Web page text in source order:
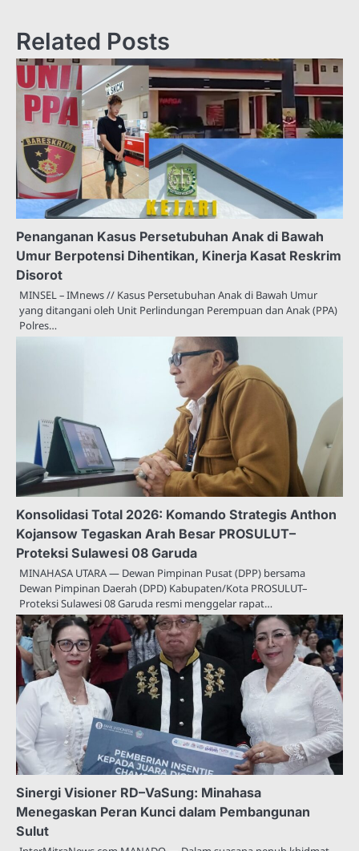
Related Posts
Penanganan Kasus Persetubuhan Anak di Bawah
Umur Berpotensi Dihentikan, Kinerja Kasat Reskrim
Disorot
MINSEL – IMnews // Kasus Persetubuhan Anak di Bawah Umur
yang ditangani oleh Unit Perlindungan Perempuan dan Anak (PPA)
Polres…
Konsolidasi Total 2026: Komando Strategis Anthon
Kojansow Tegaskan Arah Besar PROSULUT–
Proteksi Sulawesi 08 Garuda
MINAHASA UTARA — Dewan Pimpinan Pusat (DPP) bersama
Dewan Pimpinan Daerah (DPD) Kabupaten/Kota PROSULUT–
Proteksi Sulawesi 08 Garuda resmi menggelar rapat…
Sinergi Visioner RD–VaSung: Minahasa
Menegaskan Peran Kunci dalam Pembangunan
Sulut